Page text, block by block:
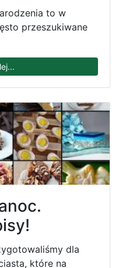
to w
przeszukiwane
dla
które na